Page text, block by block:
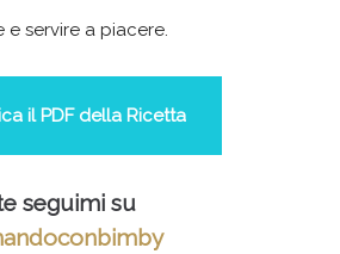
e servire a piacere.
il PDF della Ricetta
seguimi su